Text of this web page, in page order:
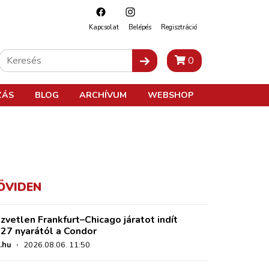
Kapcsolat Belépés Regisztráció
0
BLOG ARCHÍVUM WEBSHOP
Frankfurt–Chicago járatot indít
nyarától a Condor
· 2026.08.06. 11:50